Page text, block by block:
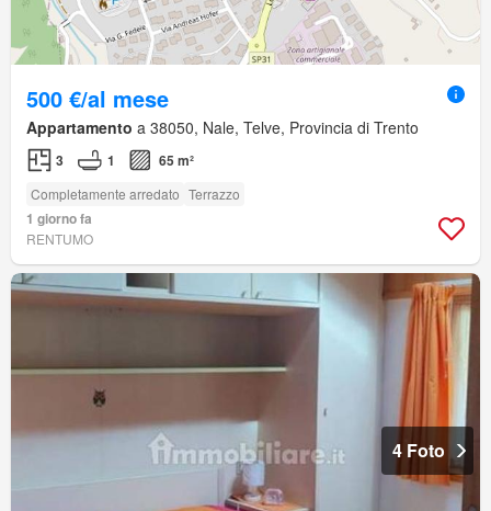
500 €/al mese
Appartamento a 38050, Nale, Telve, Provincia di Trento
3 1 65 m²
Completamente arredato Terrazzo
1 giorno fa
RENTUMO
4 Foto